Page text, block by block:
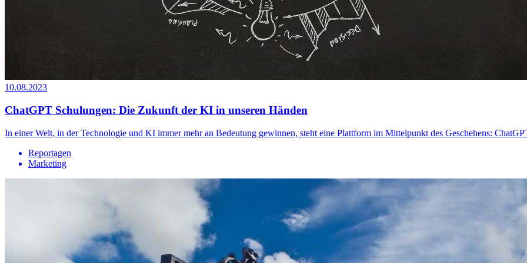
10.08.2023
ChatGPT Schulungen: Die Zukunft der KI in unseren Händen
In einer Welt, in der Technologie und KI immer mehr an Bedeutung gewinnen, steht eine Plattform im Mittelpunkt des Geschehens:
Reportagen
Marketing